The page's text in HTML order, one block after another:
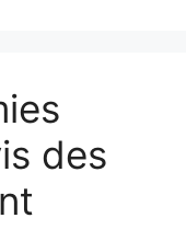
des